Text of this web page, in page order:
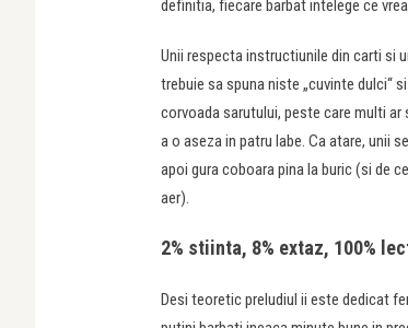
definitia, fiecare barbat intelege ce
Unii respecta instructiunile din carti si
trebuie sa spuna niste „cuvinte dulci“
corvoada sarutului, peste care multi ar
a o aseza in patru labe. Ca atare, unii
apoi gura coboara pina la buric (si de
aer).
2% stiinta, 8% extaz, 100%
Desi teoretic preludiul ii este dedicat